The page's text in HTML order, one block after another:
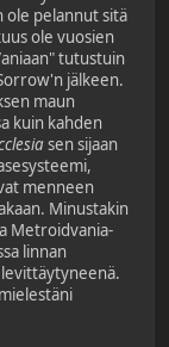
ole pelannut sitä
ole vuosien
tutustuin
jälkeen.
maun
kuin kahden
sen sijaan
menneen
Minustakin
Metroidvania-
linnan